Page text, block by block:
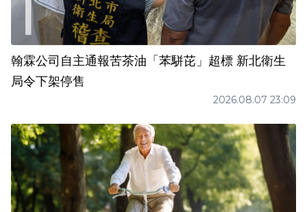
翰霖公司自主通報苦茶油「苯駢芘」超標 新北衛生
局令下架停售
2026.08.07 23:09